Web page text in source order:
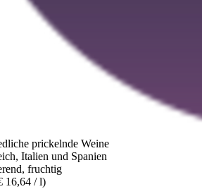
prickelnde Weine
Italien und Spanien
fruchtig
16,64 / l)